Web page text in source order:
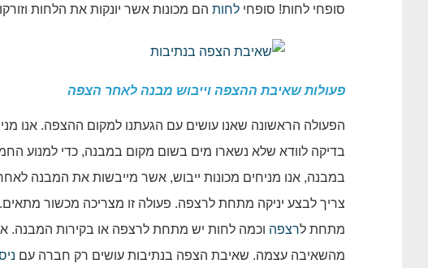
סופחי לחות! סופחי לחות הם מכונות אשר יונקות את הלחות
פעולות שאיבת ההצפה וייבוש מבנה לאחר הצפה
הפעולה הראשונה שאנו עושים עם הגעתנו למקום ההצפה. אנו
בדיקה לוודא שלא נשארו מים בשום מקום במבנה, כדי למנוע
במבנה, אנו מניחים מכונות ייבוש, אשר מייבשות את המבנה
צריך לבצע יניקה מתחת לרצפה. פעולה זו מצריכה מכשור
מתחת לרצפה וכמה לחות יש מתחת לרצפה או בקירות המבנה.
מהשאיבה עצמה. שאיבת הצפה בנתיבות עושים רק חברה עם